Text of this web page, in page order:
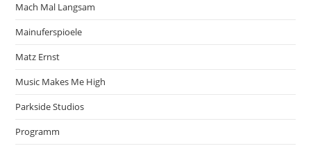
Mach Mal Langsam
Mainuferspioele
Matz Ernst
Music Makes Me High
Parkside Studios
Programm